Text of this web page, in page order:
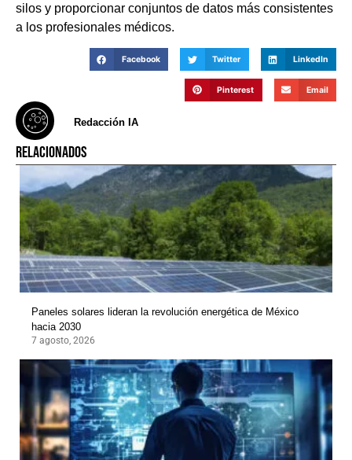
silos y proporcionar conjuntos de datos más consistentes
a los profesionales médicos.
Facebook Twitter LinkedIn
Pinterest Email
Redacción IA
RELACIONADOS
Paneles solares lideran la revolución energética de México
hacia 2030
7 agosto, 2026